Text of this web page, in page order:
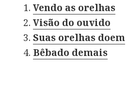
Vendo as orelhas
Visão do ouvido
Suas orelhas doem
Bêbado demais